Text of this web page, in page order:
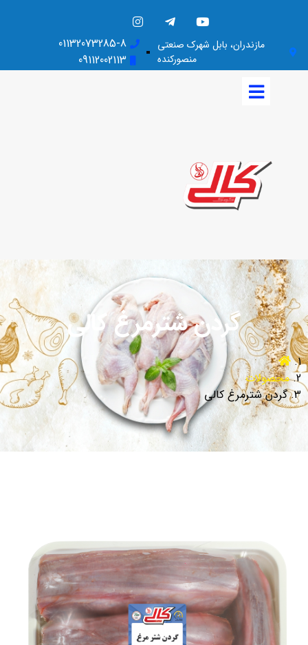
مازندران، بابل شهرک صنعتی
منصورکنده
01132073285-8
09112002113
گردن شترمرغ کالی
محصولات
گردن شترمرغ کالی